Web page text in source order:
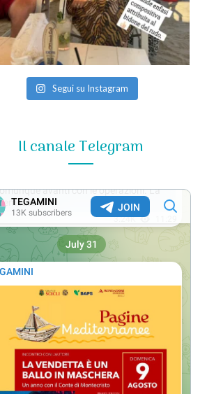
Segui su Instagram
Il canale Telegram